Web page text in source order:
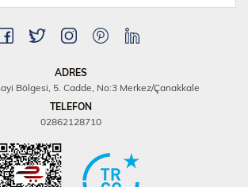
ADRES
Bölgesi, 5. Cadde, No:3 Merkez/Çanakkale
TELEFON
02862128710